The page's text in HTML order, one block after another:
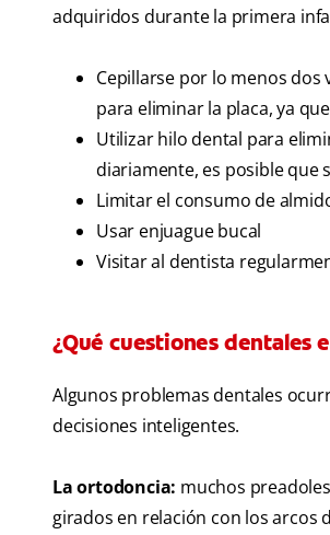
adquiridos durante la primera
Cepillarse por lo menos dos
para eliminar la placa, ya
Utilizar hilo dental para
diariamente, es posible que
Limitar el consumo de
Usar enjuague bucal
Visitar al dentista
¿Qué cuestiones dentales
Algunos problemas dentales
decisiones inteligentes.
La ortodoncia: muchos
girados en relación con los arcos